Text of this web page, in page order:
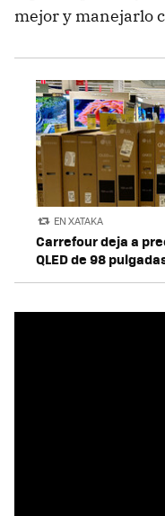
mejor y manejarlo
EN XATAKA
Carrefour deja a
QLED de 98